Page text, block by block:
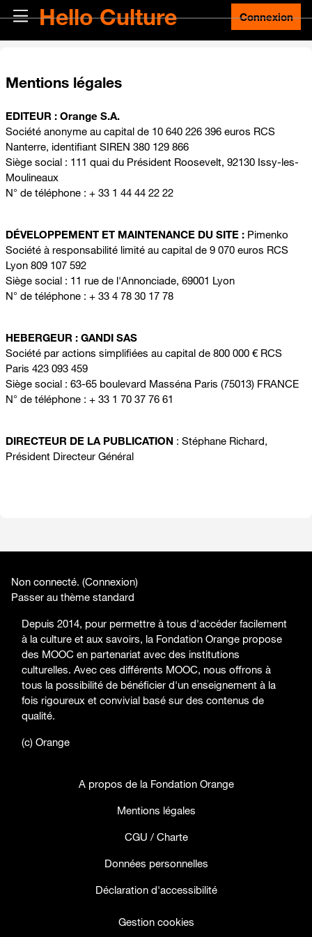
Passer au contenu principal
Panneau latéral
Hello Culture Connexion
Mentions légales
EDITEUR : Orange S.A.
Société anonyme au capital de 10 640 226 396 euros RCS
Nanterre, identifiant SIREN 380 129 866
Siège social : 111 quai du Président Roosevelt, 92130 Issy-les-
Moulineaux
N° de téléphone : + 33 1 44 44 22 22
DÉVELOPPEMENT ET MAINTENANCE DU SITE : Pimenko
Société à responsabilité limité au capital de 9 070 euros RCS
Lyon 809 107 592
Siège social : 11 rue de l'Annonciade, 69001 Lyon
N° de téléphone : + 33 4 78 30 17 78
HEBERGEUR : GANDI SAS
Société par actions simplifiées au capital de 800 000 € RCS
Paris 423 093 459
Siège social : 63-65 boulevard Masséna Paris (75013) FRANCE
N° de téléphone : + 33 1 70 37 76 61
DIRECTEUR DE LA PUBLICATION : Stéphane Richard,
Président Directeur Général
Non connecté. (Connexion)
Passer au thème standard
Depuis 2014, pour permettre à tous d'accéder facilement
à la culture et aux savoirs, la Fondation Orange propose
des MOOC en partenariat avec des institutions
culturelles. Avec ces différents MOOC, nous offrons à
tous la possibilité de bénéficier d'un enseignement à la
fois rigoureux et convivial basé sur des contenus de
qualité.
(c) Orange
A propos de la Fondation Orange
Mentions légales
CGU / Charte
Données personnelles
Déclaration d'accessibilité
Gestion cookies